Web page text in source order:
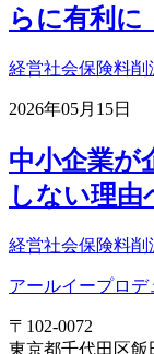
らに有利に
経営社会保険料削
2026年05月15日
中小企業が
しない理由
経営社会保険料削
アールイープロ
〒102-0072
東京都千代田区